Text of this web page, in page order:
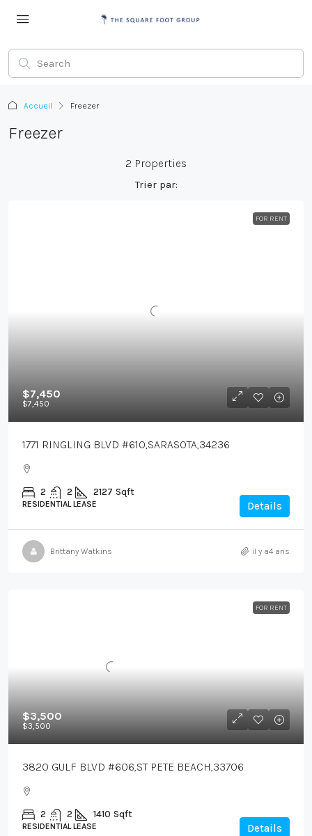
Accueil Freezer
Freezer
2 Properties
Trier par:
FOR RENT
$7,450
$7,450
1771 RINGLING BLVD #610,SARASOTA,34236
2 2 2127 Sqft
RESIDENTIAL LEASE Details
Brittany Watkins il y a4 ans
FOR RENT
$3,500
$3,500
3820 GULF BLVD #606,ST PETE BEACH,33706
2 2 1410 Sqft
RESIDENTIAL LEASE Details